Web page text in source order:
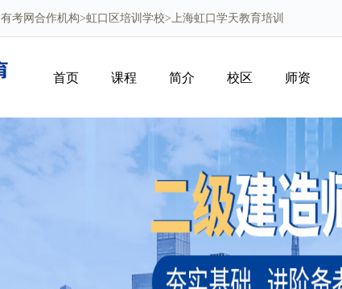
有考网 合作机构>虹口区培训学校>上海虹口学天教育培训
首页 课程 简介 校区 师资